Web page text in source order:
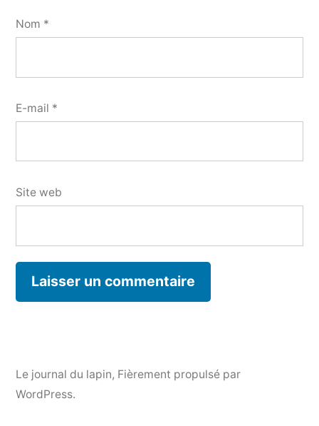
Nom *
E-mail *
Site web
Le journal du lapin, Fièrement propulsé par
WordPress.